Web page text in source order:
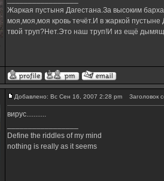
Жаркая пустыня Дагестана.За высоким
моя,моя,моя кровь течёт.И в жаркой
твой труп?Нет.Это наш труп!И из ещё
Добавлено: Вс Сен 16, 2007 2:28 pm Заголовок
вирус...........
Define the riddles of my mind
nothing is really as it seems